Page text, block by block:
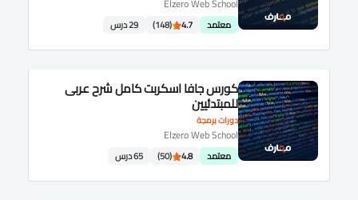
معتمد 4.7
(148) 29 درس
دورات برمجة
كورس جافا اسكربت كامل شرح عربى
للمبتدئيين
Elzero Web School
معتمد 4.8
(50) 65 درس